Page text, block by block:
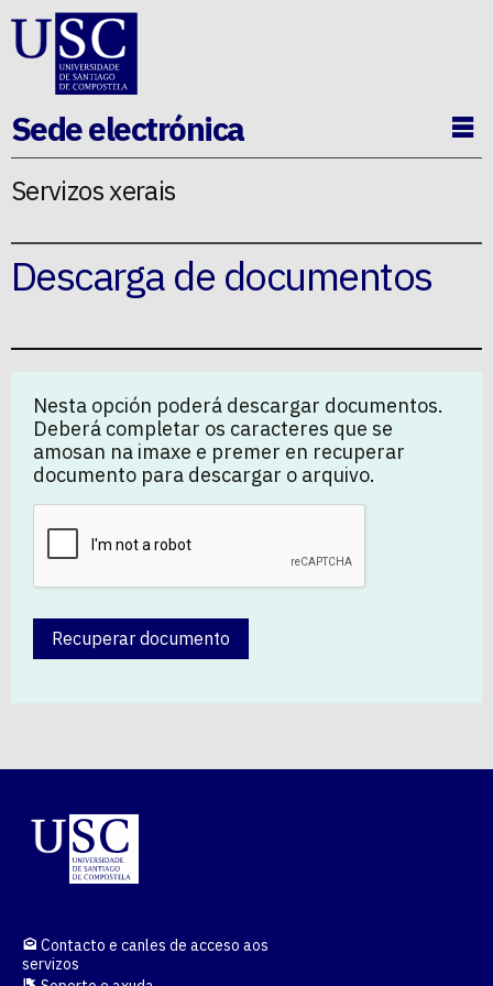
Ir ao contido da p�xina
Sede electrónica
Servizos xerais
Descarga de documentos
Nesta opción poderá descargar documentos.
Deberá completar os caracteres que se
amosan na imaxe e premer en recuperar
documento para descargar o arquivo.
Recuperar documento
Contacto e canles de acceso aos
servizos